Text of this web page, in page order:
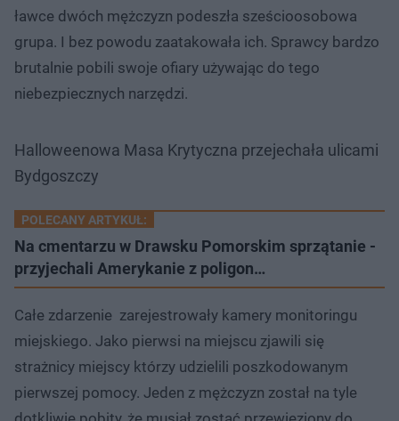
ławce dwóch mężczyzn podeszła sześcioosobowa
grupa. I bez powodu zaatakowała ich. Sprawcy bardzo
brutalnie pobili swoje ofiary używając do tego
niebezpiecznych narzędzi.
Halloweenowa Masa Krytyczna przejechała ulicami
Bydgoszczy
POLECANY ARTYKUŁ:
Na cmentarzu w Drawsku Pomorskim sprzątanie -
przyjechali Amerykanie z poligon…
Całe zdarzenie zarejestrowały kamery monitoringu
miejskiego. Jako pierwsi na miejscu zjawili się
strażnicy miejscy którzy udzielili poszkodowanym
pierwszej pomocy. Jeden z mężczyzn został na tyle